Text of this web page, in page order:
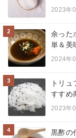
2023年
2
余った
単＆美
2024年
3
トリ
すすめ
2023年
4
黒酢の